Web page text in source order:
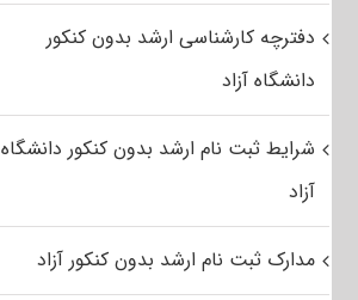
دفترچه کارشناسی ارشد بدون کنکور
دانشگاه آزاد
شرایط ثبت نام ارشد بدون کنکور دانشگاه
آزاد
مدارک ثبت نام ارشد بدون کنکور آزاد